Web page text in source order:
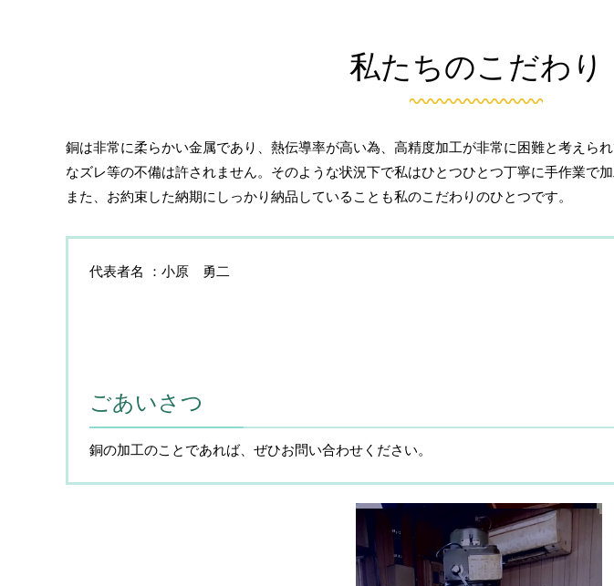
私たちのこだわり
銅は非常に柔らかい金属であり、熱伝導率が高い為、高精度加工が非常に困難と考えら
なズレ等の不備は許されません。そのような状況下で私はひとつひとつ丁寧に手作業で
また、お約束した納期にしっかり納品していることも私のこだわりのひとつです。
代表者名 小原 勇二
ごあいさつ
銅の加工のことであれば、ぜひお問い合わせください。